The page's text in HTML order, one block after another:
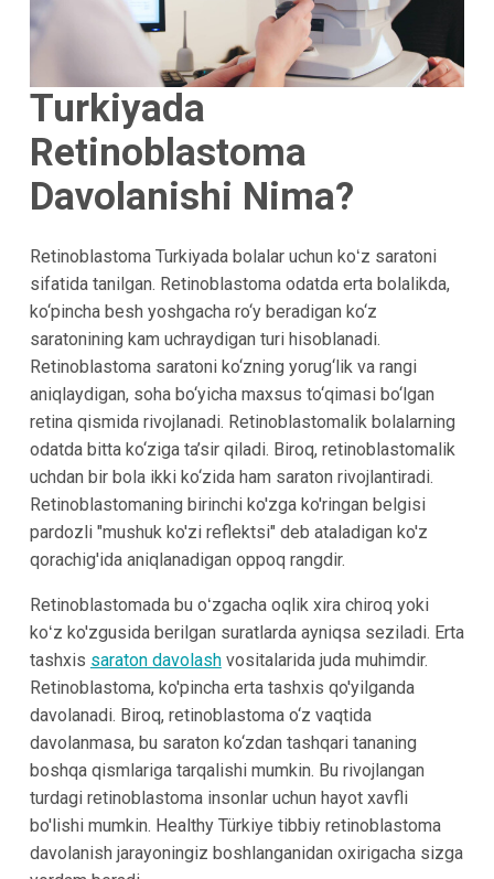
Turkiyada
Retinoblastoma
Davolanishi Nima?
Retinoblastoma Turkiyada bolalar uchun koʻz saratoni
sifatida tanilgan. Retinoblastoma odatda erta bolalikda,
ko‘pincha besh yoshgacha ro‘y beradigan ko‘z
saratonining kam uchraydigan turi hisoblanadi.
Retinoblastoma saratoni ko‘zning yorug‘lik va rangi
aniqlaydigan, soha bo‘yicha maxsus to‘qimasi bo‘lgan
retina qismida rivojlanadi. Retinoblastomalik bolalarning
odatda bitta ko‘ziga ta’sir qiladi. Biroq, retinoblastomalik
uchdan bir bola ikki ko‘zida ham saraton rivojlantiradi.
Retinoblastomaning birinchi ko'zga ko'ringan belgisi
pardozli "mushuk ko'zi reflektsi" deb ataladigan ko'z
qorachig'ida aniqlanadigan oppoq rangdir.
Retinoblastomada bu oʻzgacha oqlik xira chiroq yoki
koʻz ko'zgusida berilgan suratlarda ayniqsa seziladi. Erta
tashxis saraton davolashvositalarida juda muhimdir.
Retinoblastoma, ko'pincha erta tashxis qo'yilganda
davolanadi. Biroq, retinoblastoma o‘z vaqtida
davolanmasa, bu saraton ko‘zdan tashqari tananing
boshqa qismlariga tarqalishi mumkin. Bu rivojlangan
turdagi retinoblastoma insonlar uchun hayot xavfli
bo'lishi mumkin. Healthy Türkiye tibbiy retinoblastoma
davolanish jarayoningiz boshlanganidan oxirigacha sizga